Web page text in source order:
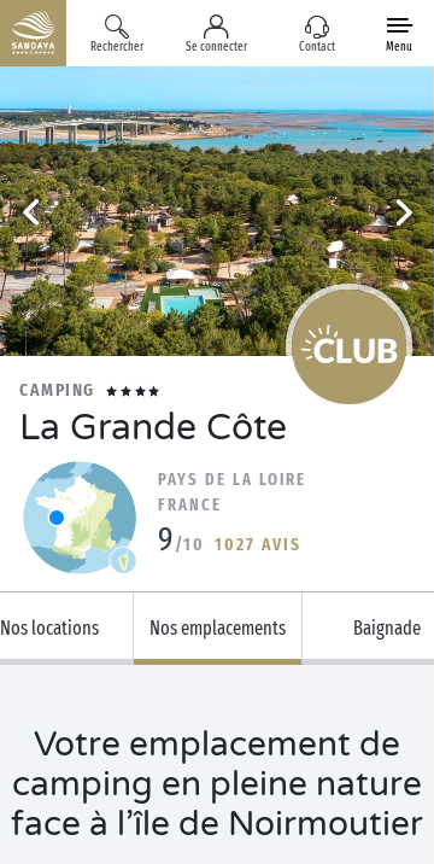
Rechercher Se connecter Contact Menu
CAMPING
La Grande Côte
PAYS DE LA LOIRE
FRANCE
9/10 1027 AVIS
Nos locations Nos emplacements Baignade
Votre emplacement de
camping en pleine nature
face à l’île de Noirmoutier